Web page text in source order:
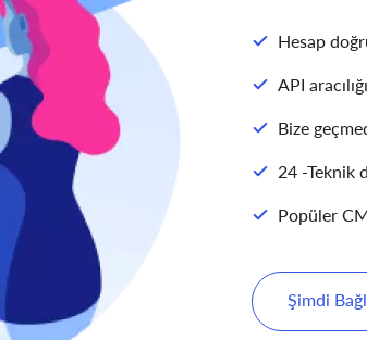
Hesap
API
Bize
24 -Teknik
Popüler
Şimdi